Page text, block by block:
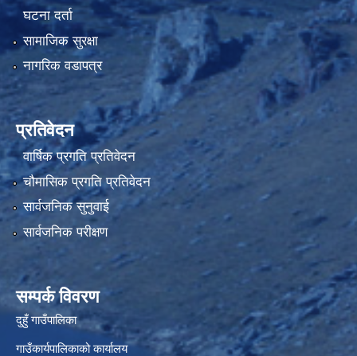
घटना दर्ता
सामाजिक सुरक्षा
नागरिक वडापत्र
प्रतिवेदन
वार्षिक प्रगति प्रतिवेदन
चौमासिक प्रगति प्रतिवेदन
सार्वजनिक सुनुवाई
सार्वजनिक परीक्षण
सम्पर्क विवरण
दुहुँ गाउँपालिका
गाउँकार्यपालिकाको कार्यालय